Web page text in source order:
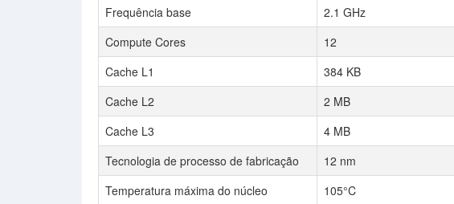
Frequência base 2.1 GHz
Compute Cores
12
Cache L1
384 KB
Cache L2
2 MB
Cache L3
4 MB
Tecnologia de processo de fabricação
12 nm
Temperatura máxima do núcleo
105°C